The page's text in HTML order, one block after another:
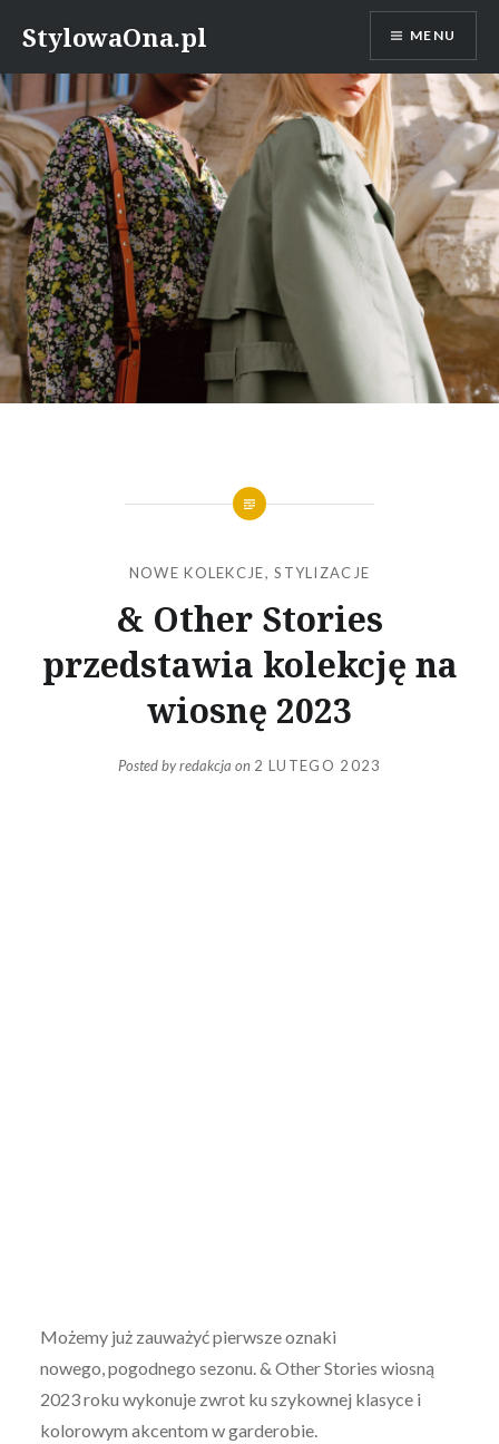
content
StylowaOna.pl MENU
NOWE KOLEKCJE,STYLIZACJE
& Other Stories
przedstawia kolekcję na
wiosnę 2023
Posted byredakcja on 2 LUTEGO 2023
Możemy już zauważyć pierwsze oznaki
nowego, pogodnego sezonu. & Other Stories wiosną
2023 roku wykonuje zwrot ku szykownej klasyce i
kolorowym akcentom w garderobie.